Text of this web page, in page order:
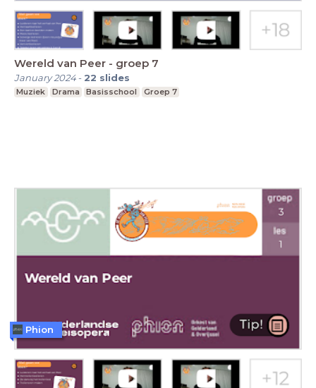
Wereld van Peer - groep 7
January 2024- 22 slides
Muziek Drama Basisschool Groep 7
Phion